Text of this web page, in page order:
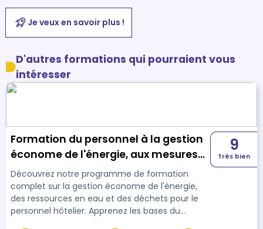
Je veux en savoir plus !
D'autres formations qui pourraient vous
intéresser
Formation du personnel à la gestion
économe de l'énergie, aux mesures
d'économie d'eau, et à la gestion des
déchets
Découvrez notre programme de formation
complet sur la gestion économe de l'énergie,
des ressources en eau et des déchets pour le
personnel hôtelier. Apprenez les bases du
9
Très bien